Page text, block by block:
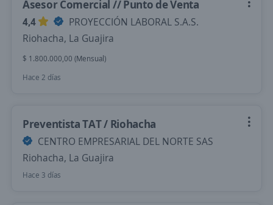
Asesor Comercial // Punto de Venta
4,4
PROYECCIÓN LABORAL S.A.S.
Riohacha, La Guajira
$ 1.800.000,00 (Mensual)
Hace 2 días
Preventista TAT / Riohacha
CENTRO EMPRESARIAL DEL NORTE SAS
Riohacha, La Guajira
Hace 3 días